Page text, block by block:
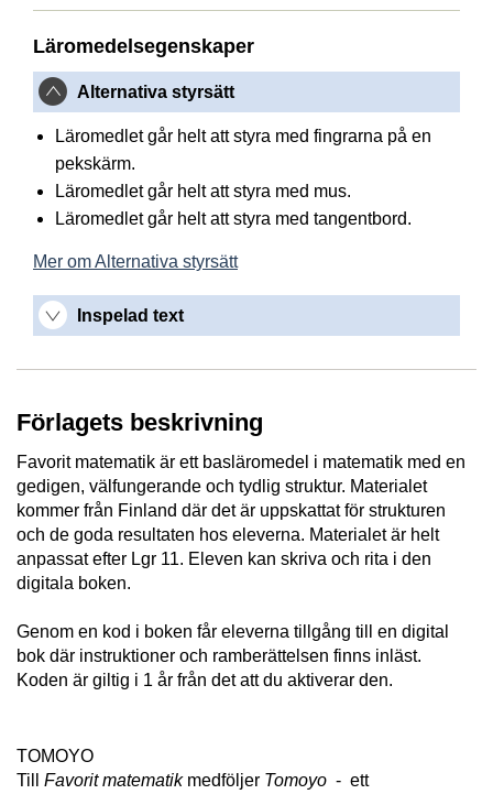
Läromedelsegenskaper
Alternativa styrsätt
Läromedlet går helt att styra med fingrarna på en
pekskärm.
Läromedlet går helt att styra med mus.
Läromedlet går helt att styra med tangentbord.
Mer om Alternativa styrsätt
Inspelad text
Förlagets beskrivning
Favorit matematik är ett basläromedel i matematik med en
gedigen, välfungerande och tydlig struktur. Materialet
kommer från Finland där det är uppskattat för strukturen
och de goda resultaten hos eleverna. Materialet är helt
anpassat efter Lgr 11. Eleven kan skriva och rita i den
digitala boken.
Genom en kod i boken får eleverna tillgång till en digital
bok där instruktioner och ramberättelsen finns inläst.
Koden är giltig i 1 år från det att du aktiverar den.
TOMOYO
Till Favorit matematikmedföljer Tomoyo - ett